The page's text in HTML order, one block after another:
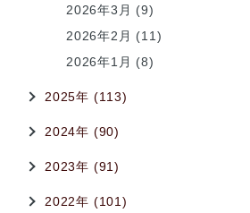
2026年3月 (9)
2026年2月 (11)
2026年1月 (8)
2025年 (113)
2024年 (90)
2023年 (91)
2022年 (101)